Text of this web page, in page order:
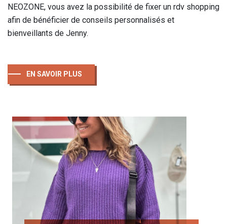
NEOZONE, vous avez la possibilité de fixer un rdv shopping
afin de bénéficier de conseils personnalisés et
bienveillants de Jenny.
EN SAVOIR PLUS